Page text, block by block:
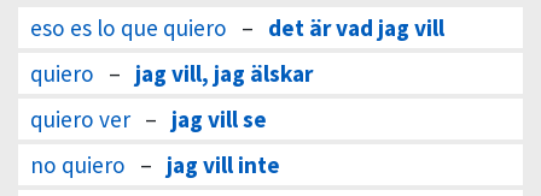
eso es lo que quiero – det är vad jag vill
quiero – jag vill, jag älskar
quiero ver – jag vill se
no quiero – jag vill inte